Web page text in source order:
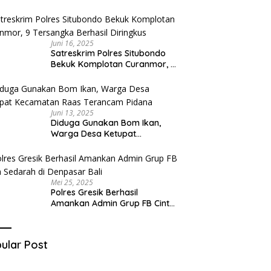
Juni 16, 2025
Satreskrim Polres Situbondo
Bekuk Komplotan Curanmor, 9
Juni 13, 2025
Diduga Gunakan Bom Ikan,
Warga Desa Ketupat
Pidana
Mei 25, 2025
Polres Gresik Berhasil
Amankan Admin Grup FB Cinta
Post